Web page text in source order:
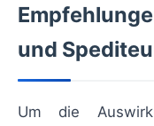
und
Um die